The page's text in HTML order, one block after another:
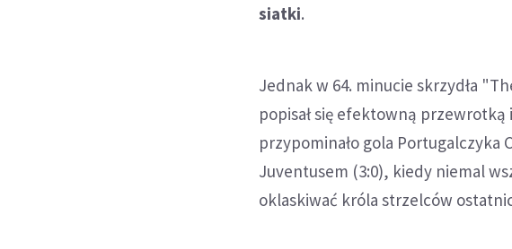
siatki.
Jednak w 64. minucie skrzydła
popisał się efektowną
przypominało gola Portugalczyka
Juventusem (3:0), kiedy niemal
oklaskiwać króla strzelców